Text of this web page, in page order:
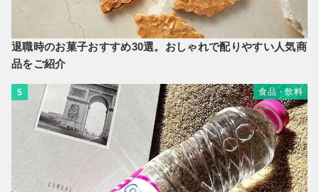
退職時のお菓子おすすめ30選。おしゃれで配りやすい人気商
品をご紹介
5 食品・飲料